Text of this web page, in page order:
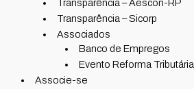
Transparência – Aescon-RP
Transparência – Sicorp
Associados
Banco de Empregos
Evento Reforma Tributária
Associe-se